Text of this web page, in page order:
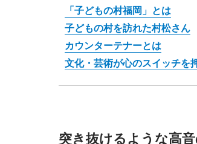
「子どもの村福岡」とは
子どもの村を訪れた村松さん
カウンターテナーとは
文化・芸術が心のスイッチを
突き抜けるような高